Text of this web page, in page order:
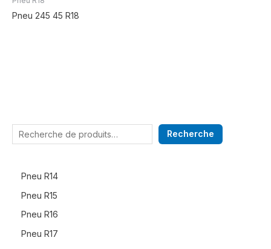
Recherche
Pneu R14
Pneu R15
Pneu R16
Pneu R17
Pneu 245 45 R18